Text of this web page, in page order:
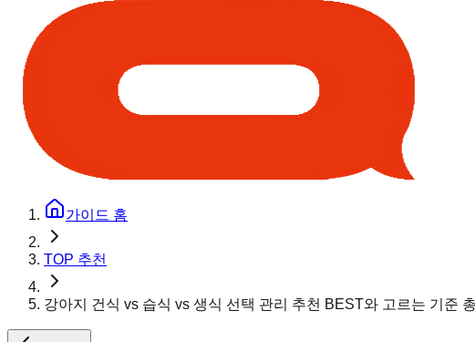
가이드 홈
TOP 추천
강아지 건식 vs 습식 vs 생식 선택 관리 추천 BEST와 고르는 기준